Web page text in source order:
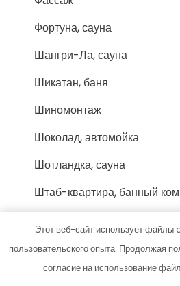
Фортуна, сауна
Шангри-Ла, сауна
Шикатан, баня
Шиномонтаж
Шоколад, автомойка
Шотландка, сауна
Штаб-квартира, банный
Юго-Запад, автомойка
Южный
Этот веб-сайт использует
пользовательского опыта. Продолжая
согласие на использование